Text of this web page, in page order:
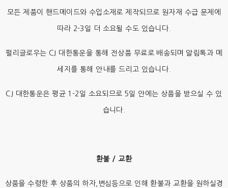
모든 제품이 핸드메이드와 수입소재로 제작되므로 원자재 수급 문제에
따라 2-3일 더 소요될 수도 있습니다.
펄리글로우는 CJ 대한통운을 통해 전상품 무료로 배송되며 알림톡과 메
세지를 통해 안내를 드리고 있습니다.
CJ 대한통운은 평균 1-2일 소요되므로 5일 안에는 상품을 받으실 수 있
습니다.
환불 / 교환
상품을 수령한 후 상품의 하자,변심등으로 인해 환불과 교환을 원하실경